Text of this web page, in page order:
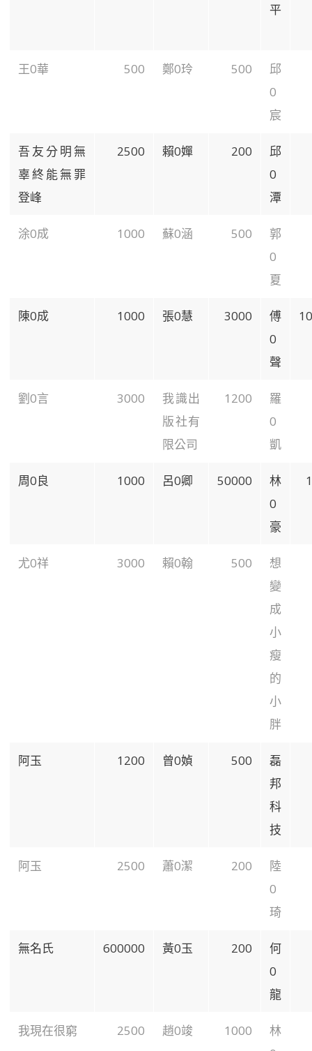
平
王0華 500 鄭0玲 500
邱
0
宸
吾友分明無
辜終能無罪
登峰
2500 賴0嬋 200
邱
0
潭
涂0成 1000 蘇0涵 500
郭
0
夏
陳0成 1000 張0慧 3000
傅
0
聲
劉0言 3000
我識出
版社有
限公司
1200
羅
0
凱
周0良 1000 呂0卿 50000
林
0
豪
尤0祥 3000 賴0翰 500
想
變
成
小
瘦
的
小
胖
阿玉 1200 曾0媜 500
磊
邦
科
技
阿玉 2500 蕭0潔 200
陸
0
琦
無名氏 600000 黃0玉 200
何
0
龍
我現在很窮 2500 趙0竣 1000
林